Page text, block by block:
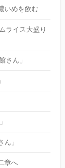
いめを飲む
ライス大盛り
さん」
」
章へ